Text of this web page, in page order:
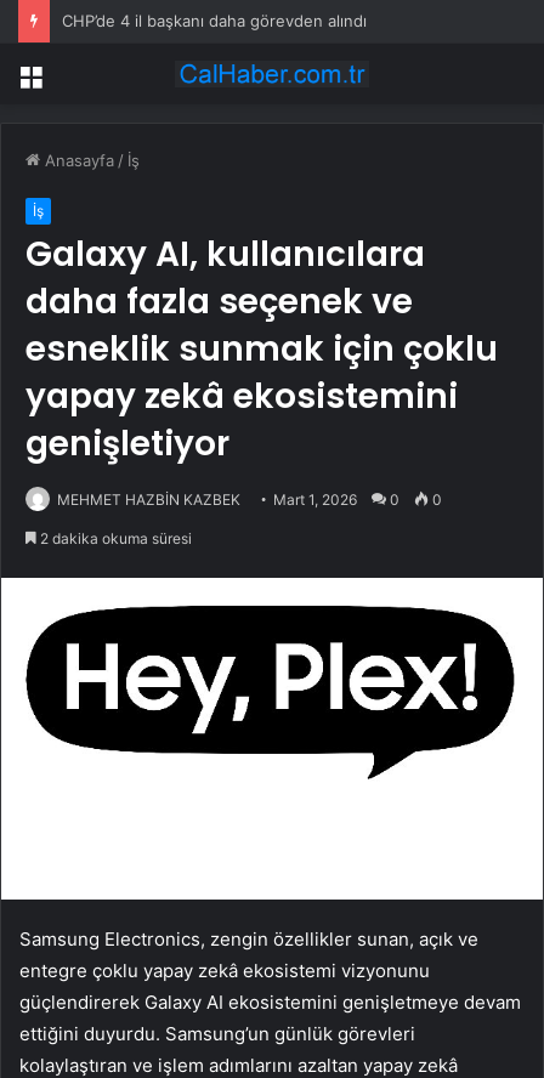
CHP’de 4 il başkanı daha görevden alındı
Menü
Anasayfa / İş
İş
Galaxy AI, kullanıcılara
daha fazla seçenek ve
esneklik sunmak için çoklu
yapay zekâ ekosistemini
genişletiyor
MEHMET HAZBİN KAZBEK Mart 1, 2026 0 0
2 dakika okuma süresi
Samsung Electronics, zengin özellikler sunan, açık ve
entegre çoklu yapay zekâ ekosistemi vizyonunu
güçlendirerek Galaxy AI ekosistemini genişletmeye devam
ettiğini duyurdu. Samsung’un günlük görevleri
kolaylaştıran ve işlem adımlarını azaltan yapay zekâ